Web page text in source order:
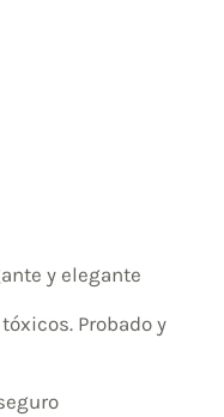
y elegante
Probado y